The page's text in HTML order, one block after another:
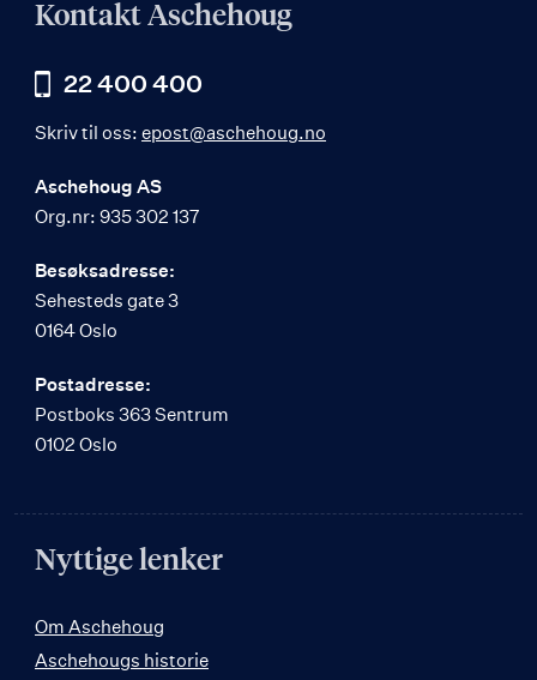
Kontakt Aschehoug
22 400 400
Skriv til oss: epost@aschehoug.no
Aschehoug AS
Org.nr: 935 302 137
Besøksadresse:
Sehesteds gate 3
0164 Oslo
Postadresse:
Postboks 363 Sentrum
0102 Oslo
Nyttige lenker
Om Aschehoug
Aschehougs historie